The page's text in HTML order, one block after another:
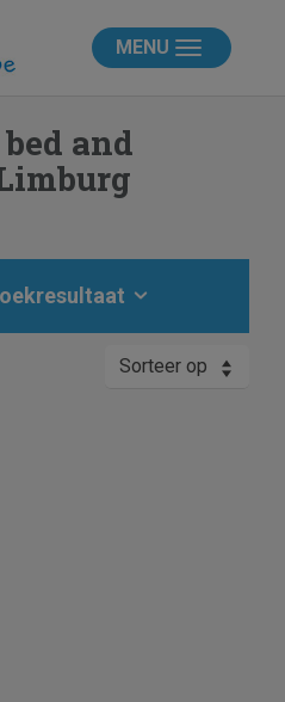
MENU
and
Sorteer op